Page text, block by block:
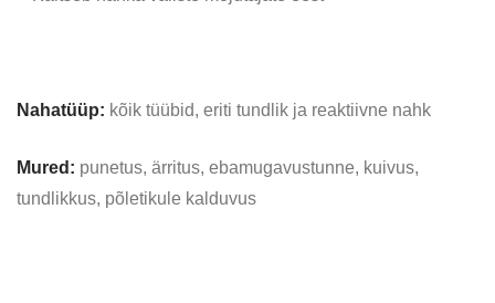
Nahatüüp: kõik tüübid, eriti tundlik ja reaktiivne nahk
Mured: punetus, ärritus, ebamugavustunne, kuivus,
tundlikkus, põletikule kalduvus